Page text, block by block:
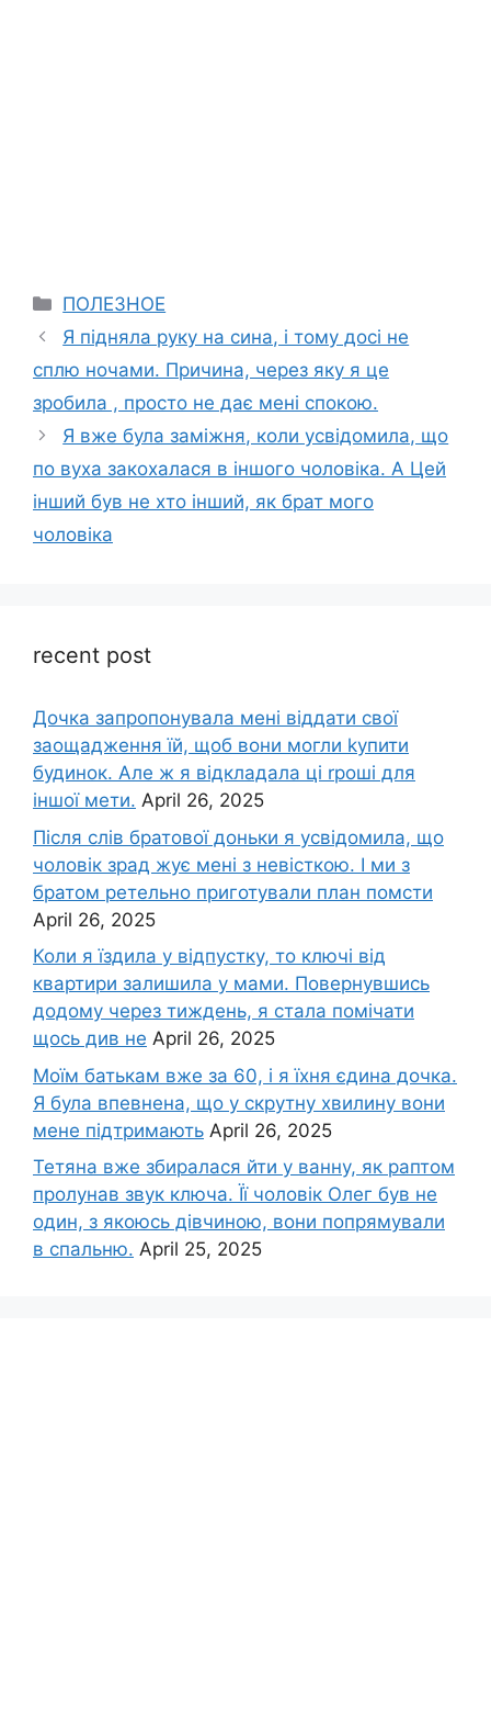
Categories
ПОЛЕЗНОЕ
Я підняла руку на сина, і тому досі не
сплю ночами. Причина, через яку я це
зробила , просто не дає мені спокою.
Я вже була заміжня, коли усвідомила, що
по вуха закохалася в іншого чоловіка. А Цей
інший був не хто інший, як брат мого
чоловіка
recent post
Дочка запpопонувала мені віддати свої
заощадження їй, щоб вони могли kупити
будинок. Але ж я відкладала ці rроші для
іншої мети. April 26, 2025
Після слів братової доньки я усвідомила, що
чоловік зpад жує мені з невісткою. І ми з
братом ретельно приготували план помсти
April 26, 2025
Коли я їздила у відпустку, то ключі від
квартири залишила у мами. Повернувшись
додому через тиждень, я стала помічати
щось див не April 26, 2025
Моїм батькам вже за 60, і я їхня єдина дочка.
Я була впевнена, що у скрутну хвилину вони
мене підтримають April 26, 2025
Тетяна вже збиралася йти у ванну, як раптом
пролунав звук ключа. Її чоловік Олег був не
один, з якоюсь дівчиною, вони попрямували
в спальню. April 25, 2025